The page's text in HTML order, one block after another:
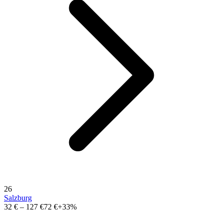
26
Salzburg
32 € – 127 €72 €+33%